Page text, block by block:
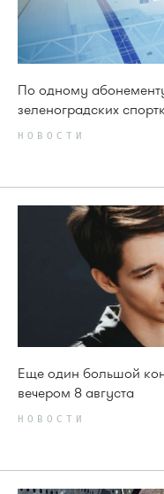
По одному
зеленоградских
НОВОСТИ
Еще один большой
вечером 8 августа
НОВОСТИ